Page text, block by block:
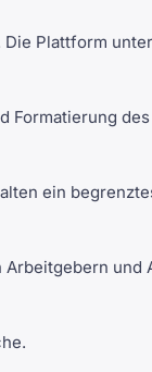
Plattform
Formatierung des
ein
und